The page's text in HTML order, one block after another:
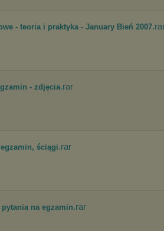
- teoria i praktyka - January Bień 2007
- zdjęcia.rar
egzamin, ściągi.rar
na egzamin.rar